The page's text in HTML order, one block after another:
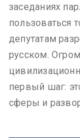
заседаниях
пользоваться
депутатам
русском.
первый шаг:
сферы и